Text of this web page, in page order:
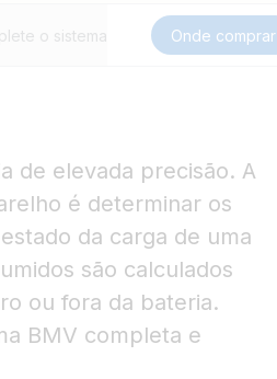
o sistema Onde comprar
de elevada precisão. A
é determinar os
da carga de uma
são calculados
ou fora da bateria.
BMV completa e